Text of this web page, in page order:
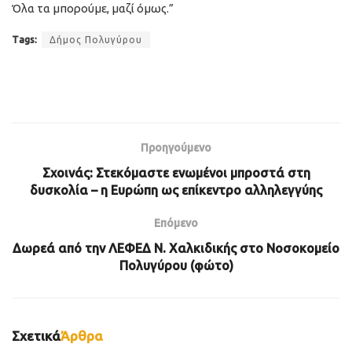
Όλα τα μπορούμε, μαζί όμως.”
Tags: Δήμος Πολυγύρου
Προηγούμενο
Σχοινάς: Στεκόμαστε ενωμένοι μπροστά στη
δυσκολία – η Ευρώπη ως επίκεντρο αλληλεγγύης
Επόμενο
Δωρεά από την ΛΕΦΕΔ Ν. Χαλκιδικής στο Νοσοκομείο
Πολυγύρου (φώτο)
ΣχετικάΆρθρα